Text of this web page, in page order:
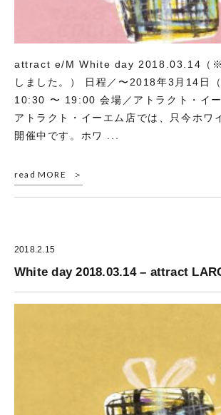
attract e/M White day 2018.03.14（※
しました。） 日程／〜2018年3月14日
10:30 〜 19:00 会場／アトラクト・イー
アトラクト・イーエム店では、只今ホワ
開催中です。ホワ ...
read MORE
2018.2.15
White day 2018.03.14 – attract